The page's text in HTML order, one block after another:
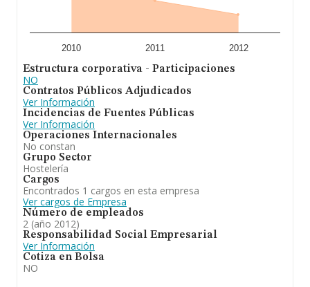
2010 2011 2012
Estructura corporativa - Participaciones
NO
Contratos Públicos Adjudicados
Ver Información
Incidencias de Fuentes Públicas
Ver Información
Operaciones Internacionales
No constan
Grupo Sector
Hostelería
Cargos
Encontrados 1 cargos en esta empresa
Ver cargos de Empresa
Número de empleados
2 (año 2012)
Responsabilidad Social Empresarial
Ver Información
Cotiza en Bolsa
NO